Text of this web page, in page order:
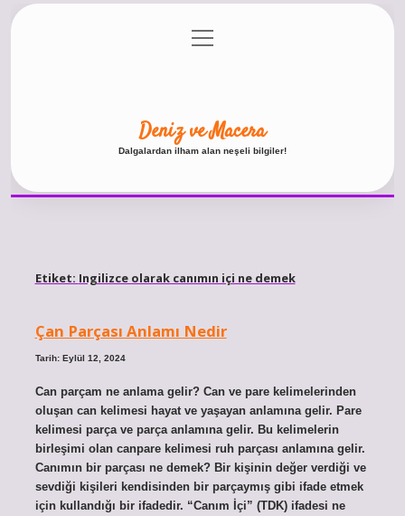
Gizlilik Politikası
menüyü
aç
Deniz ve Macera
Dalgalardan ilham alan neşeli bilgiler!
Etiket: Ingilizce olarak canımın içi ne demek
Çan Parçası Anlamı Nedir
Tarih: Eylül 12, 2024
Can parçam ne anlama gelir? Can ve pare kelimelerinden
oluşan can kelimesi hayat ve yaşayan anlamına gelir. Pare
kelimesi parça ve parça anlamına gelir. Bu kelimelerin
birleşimi olan canpare kelimesi ruh parçası anlamına gelir.
Canımın bir parçası ne demek? Bir kişinin değer verdiği ve
sevdiği kişileri kendisinden bir parçaymış gibi ifade etmek
için kullandığı bir ifadedir. “Canım İçi” (TDK) ifadesi ne